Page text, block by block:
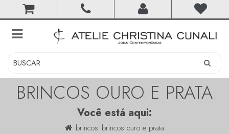
toggle
BRINCOS OURO E PRATA
Você está aqui:
brincos brincos ouro e prata